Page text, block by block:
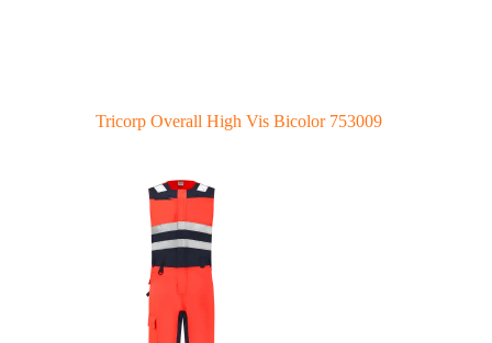
Tricorp Overall High Vis Bicolor 753009